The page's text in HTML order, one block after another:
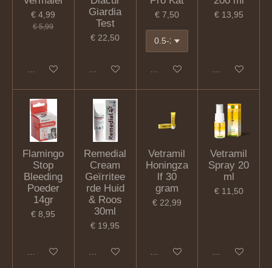
€ 4,99
€ 5,99
In winkelwagen
Giardia
Test
€ 22,50
In winkelwagen
€ 7,50
In winkelwagen
€ 13,95
Houd mij op
Flamingo
Stop
Bleeding
Poeder
14gr
€ 8,95
In winkelwagen
Remedial
Cream
Geïrritee
rde Huid
& Roos
30ml
€ 19,95
In winkelwagen
Vetramil
Honingza
lf 30
gram
€ 22,99
In winkelwagen
Vetramil
Spray 20
ml
€ 11,50
In winkelwagen